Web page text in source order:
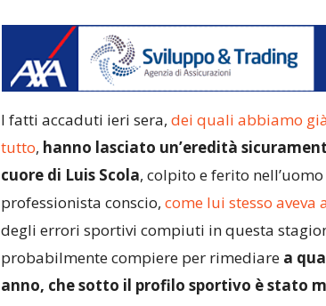
I fatti accaduti ieri sera, dei quali abbiamo
tutto, hanno lasciato un’eredità
cuore di Luis Scola, colpito e ferito
professionista conscio, come lui stesso aveva
degli errori sportivi compiuti in questa
probabilmente compiere per rimediare a
anno, che sotto il profilo sportivo è stato